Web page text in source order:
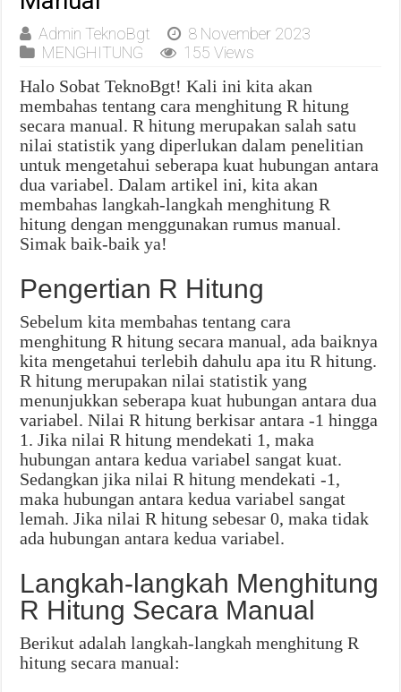
Admin TeknoBgt
8 November 2023
MENGHITUNG
155 Views
Halo Sobat TeknoBgt! Kali ini kita akan
membahas tentang cara menghitung R hitung
secara manual. R hitung merupakan salah satu
nilai statistik yang diperlukan dalam penelitian
untuk mengetahui seberapa kuat hubungan antara
dua variabel. Dalam artikel ini, kita akan
membahas langkah-langkah menghitung R
hitung dengan menggunakan rumus manual.
Simak baik-baik ya!
Pengertian R Hitung
Sebelum kita membahas tentang cara
menghitung R hitung secara manual, ada baiknya
kita mengetahui terlebih dahulu apa itu R hitung.
R hitung merupakan nilai statistik yang
menunjukkan seberapa kuat hubungan antara dua
variabel. Nilai R hitung berkisar antara -1 hingga
1. Jika nilai R hitung mendekati 1, maka
hubungan antara kedua variabel sangat kuat.
Sedangkan jika nilai R hitung mendekati -1,
maka hubungan antara kedua variabel sangat
lemah. Jika nilai R hitung sebesar 0, maka tidak
ada hubungan antara kedua variabel.
Langkah-langkah Menghitung
R Hitung Secara Manual
Berikut adalah langkah-langkah menghitung R
hitung secara manual: